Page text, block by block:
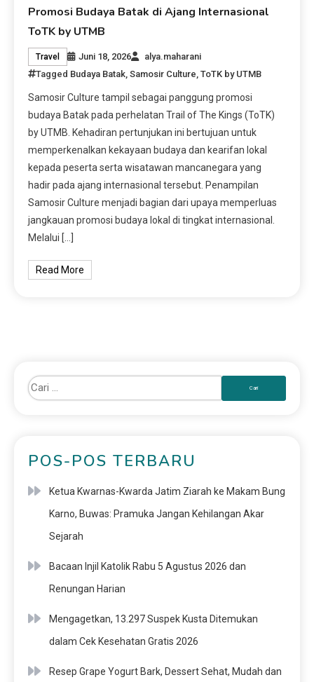
Promosi Budaya Batak di Ajang Internasional
ToTK by UTMB
Travel Juni 18, 2026
alya.maharani
Tagged Budaya Batak ,Samosir Culture ,ToTK by UTMB
Samosir Culture tampil sebagai panggung promosi
budaya Batak pada perhelatan Trail of The Kings (ToTK)
by UTMB. Kehadiran pertunjukan ini bertujuan untuk
memperkenalkan kekayaan budaya dan kearifan lokal
kepada peserta serta wisatawan mancanegara yang
hadir pada ajang internasional tersebut. Penampilan
Samosir Culture menjadi bagian dari upaya memperluas
jangkauan promosi budaya lokal di tingkat internasional.
Melalui […]
Read More
POS-POS TERBARU
Ketua Kwarnas-Kwarda Jatim Ziarah ke Makam Bung
Karno, Buwas: Pramuka Jangan Kehilangan Akar
Sejarah
Bacaan Injil Katolik Rabu 5 Agustus 2026 dan
Renungan Harian
Mengagetkan, 13.297 Suspek Kusta Ditemukan
dalam Cek Kesehatan Gratis 2026
Resep Grape Yogurt Bark, Dessert Sehat, Mudah dan